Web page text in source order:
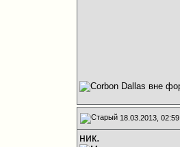
18.03.2013, 02:59
ник.